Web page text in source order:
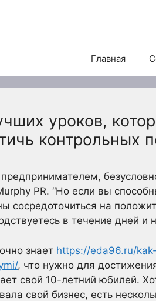
Главная
уроков,
контрольных
предпринимателем,
PR. “Но если вы
сосредоточиться на
в течение дней и
знает https://eda96.ru/
, что нужно для
свой 10-летний юбилей.
свой бизнес, есть